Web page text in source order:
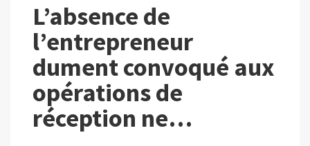
L’absence de
l’entrepreneur
dument convoqué aux
opérations de
réception ne…